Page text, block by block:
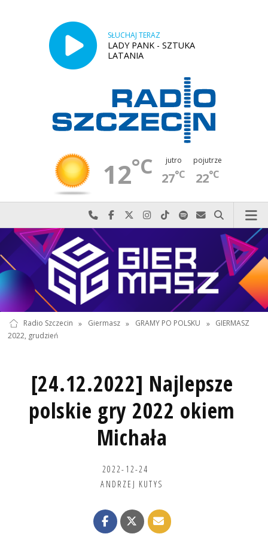
SŁUCHAJ TERAZ
LADY PANK - SZTUKA
LATANIA
12°C jutro
27°C
pojutrze
22°C
Najlepiej po prostu do nas zadzwoń
Odwiedź nas na Facebook-u
Odwiedź nas na X
Odwiedź nas na Instagram-ie
Odwiedź nas na TikTok-u
Szukaj nas na Spotify
Wyślij do nas
Szukaj
Radio Szczecin » Giermasz » GRAMY PO POLSKU » GIERMASZ
2022, grudzień
[24.12.2022] Najlepsze
polskie gry 2022 okiem
Michała
2022-12-24
ANDRZEJ KUTYS